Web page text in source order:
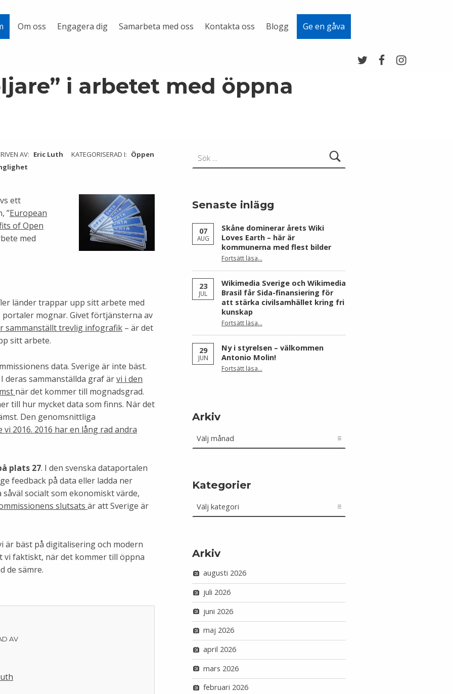
Om oss Engagera dig Samarbeta med oss Kontakta oss Blogg Ge en gåva
i arbetet med öppna
AV: Eric Luth KATEGORISERAD I: Öppen
JONATHAN
GRAY.
ett
”European
of Open
med
länder trappar upp sitt arbete med
mognar. Givet förtjänsterna av
sammanställt trevlig infografik – är det
sitt arbete.
data. Sverige är inte bäst.
deras sammanställda graf ärvi i den
när det kommer till mognadsgrad.
till hur mycket data som finns. När det
Den genomsnittliga
2016. 2016 har en lång rad andra
plats 27. I den svenska dataportalen
feedback på data eller ladda ner
socialt som ekonomiskt värde,
slutsats är att Sverige är
är bäst på digitalisering och modern
vi faktiskt, när det kommer till öppna
de sämre.
AV
Senaste inlägg
07
AUG
Skåne dominerar årets Wiki
Loves Earth – här är
kommunerna med flest bilder
Fortsätt läsa“Skåne dominerar årets Wiki Loves Earth – här är kommunerna med flest bilder”
…
23
JUL
Wikimedia Sverige och Wikimedia
Brasil får Sida-finansiering för
att stärka civilsamhället kring fri
kunskap
Fortsätt läsa“Wikimedia Sverige och Wikimedia Brasil får Sida-finansiering för att stärka civilsamhället kring fri kunskap”
…
29
JUN
Ny i styrelsen – välkommen
Antonio Molin!
Fortsätt läsa“Ny i styrelsen – välkommen Antonio Molin!”
…
Arkiv
Kategorier
Arkiv
augusti 2026
juli 2026
juni 2026
maj 2026
april 2026
mars 2026
februari 2026